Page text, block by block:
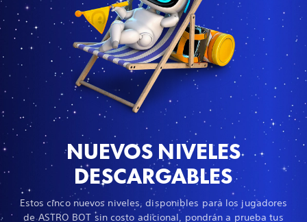
NUEVOS NIVELES
DESCARGABLES
Estos cinco nuevos niveles, disponibles para los jugadores
de ASTRO BOT sin costo adicional, pondrán a prueba tus